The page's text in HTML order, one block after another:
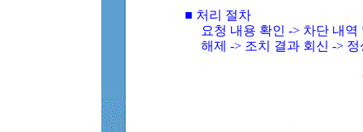
■ 처리 절차
요청 내용 확인 -> 차단 내
해제 -> 조치 결과 회신 ->